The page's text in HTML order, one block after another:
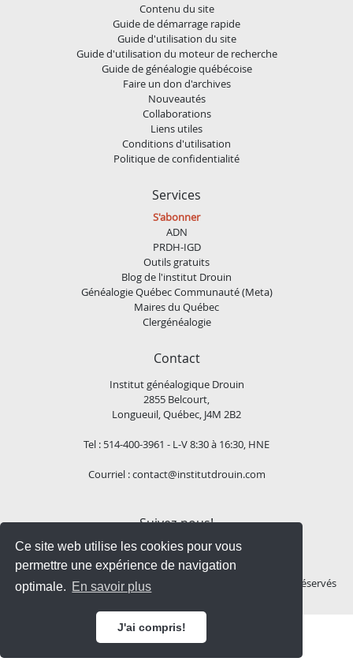
Ce site web utilise les cookies pour vous
permettre une expérience de navigation
optimale. En savoir plus
J'ai compris!
Contenu du site
Guide de démarrage rapide
Guide d'utilisation du site
Guide d'utilisation du moteur de recherche
Guide de généalogie québécoise
Faire un don d'archives
Nouveautés
Collaborations
Liens utiles
Conditions d'utilisation
Politique de confidentialité
Services
S'abonner
ADN
PRDH-IGD
Outils gratuits
Blog de l'institut Drouin
Généalogie Québec Communauté (Meta)
Maires du Québec
Clergénéalogie
Contact
Institut généalogique Drouin
2855 Belcourt,
Longueuil, Québec, J4M 2B2
Tel : 514-400-3961 - L-V 8:30 à 16:30, HNE
Courriel :contact@institutdrouin.com
Suivez-nous!
Copyright 2026 Institut généalogique Drouin, Tous droits réservés